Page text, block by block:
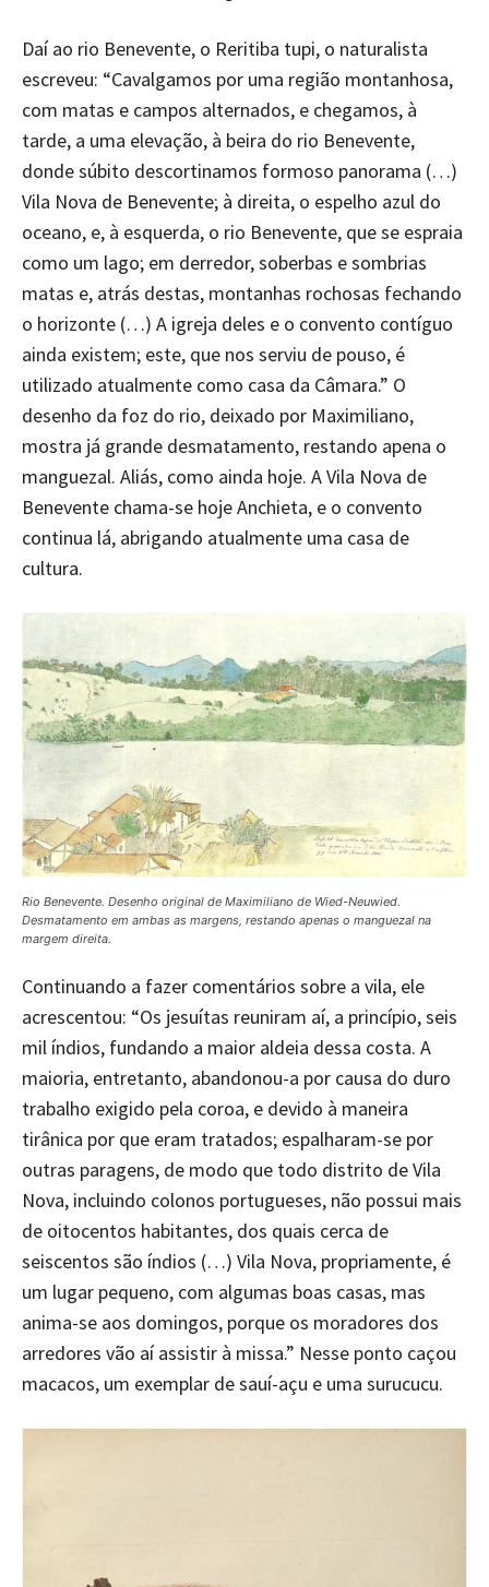
Daí ao rio Benevente, o Reritiba tupi, o naturalista
escreveu: “Cavalgamos por uma região montanhosa,
com matas e campos alternados, e chegamos, à
tarde, a uma elevação, à beira do rio Benevente,
donde súbito descortinamos formoso panorama (…)
Vila Nova de Benevente; à direita, o espelho azul do
oceano, e, à esquerda, o rio Benevente, que se espraia
como um lago; em derredor, soberbas e sombrias
matas e, atrás destas, montanhas rochosas fechando
o horizonte (…) A igreja deles e o convento contíguo
ainda existem; este, que nos serviu de pouso, é
utilizado atualmente como casa da Câmara.” O
desenho da foz do rio, deixado por Maximiliano,
mostra já grande desmatamento, restando apena o
manguezal. Aliás, como ainda hoje. A Vila Nova de
Benevente chama-se hoje Anchieta, e o convento
continua lá, abrigando atualmente uma casa de
cultura.
Rio Benevente. Desenho original de Maximiliano de Wied-Neuwied.
Desmatamento em ambas as margens, restando apenas o manguezal na
margem direita.
Continuando a fazer comentários sobre a vila, ele
acrescentou: “Os jesuítas reuniram aí, a princípio, seis
mil índios, fundando a maior aldeia dessa costa. A
maioria, entretanto, abandonou-a por causa do duro
trabalho exigido pela coroa, e devido à maneira
tirânica por que eram tratados; espalharam-se por
outras paragens, de modo que todo distrito de Vila
Nova, incluindo colonos portugueses, não possui mais
de oitocentos habitantes, dos quais cerca de
seiscentos são índios (…) Vila Nova, propriamente, é
um lugar pequeno, com algumas boas casas, mas
anima-se aos domingos, porque os moradores dos
arredores vão aí assistir à missa.” Nesse ponto caçou
macacos, um exemplar de sauí-açu e uma surucucu.